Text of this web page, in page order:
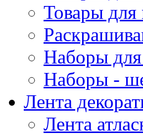
Товары для
Наборы для
Наборы -
Лента
Лента